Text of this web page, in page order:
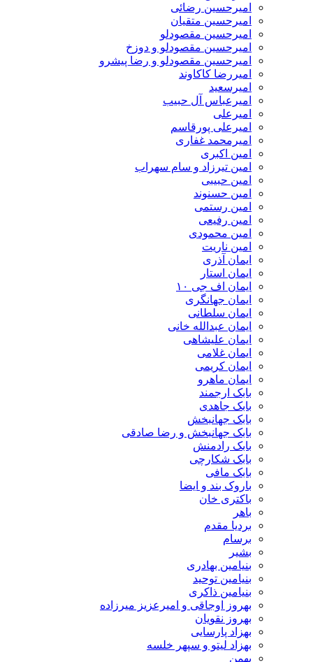
امیرحسین رضائی
امیرحسین متقیان
امیرحسین مقصودلو
امیرحسین مقصودلو و دوزخ
امیرحسین مقصودلو و رضا پیشرو
امیررضا کاکاوند
امیرسعید
امیرعباس آل حبیب
امیرعلی
امیرعلی پورقاسم
امیرمحمد غفاری
امین اکبری
امین تیرزاد و سام سهراب
امین حبیبی
امین حسنوند
امین رستمی
امین رفیعی
امین محمودی
امین ناریت
ایمان آذری
ایمان استار
ایمان اف جی ۱۰
ایمان جهانگری
ایمان سلطانی
ایمان عبدالله خانی
ایمان علیشاهی
ایمان غلامی
ایمان کریمی
ایمان ماهرو
بابک ارجمند
بابک جاهدی
بابک جهانبخش
بابک جهانبخش و رضا صادقی
بابک رادمنش
بابک شکارچی
بابک مافی
باروک بند و ایضا
باکتری خان
باهر
بردیا مقدم
برسام
بشیر
بنیامین بهادری
بنیامین توحید
بنیامین ذاکری
بهروز اوجاقی و امیرعزیز میرزاده
بهروز نقویان
بهزاد پارسایی
بهزاد لیتو و سپهر خلسه
بهمن